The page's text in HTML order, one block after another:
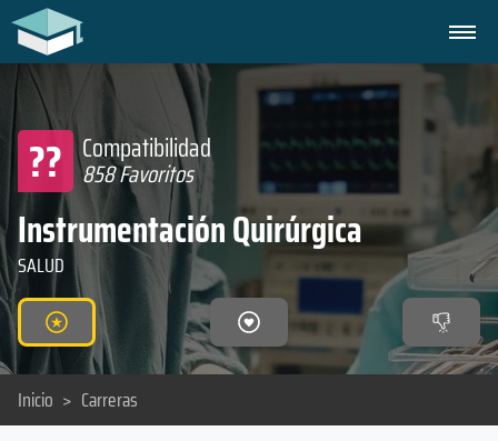
Instrumentación Quirúrgica
Compatibilidad
858 Favoritos
??
SALUD
Inicio > Carreras